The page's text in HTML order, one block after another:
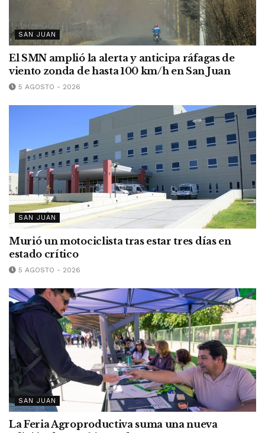
SAN JUAN
El SMN amplió la alerta y anticipa ráfagas de
viento zonda de hasta 100 km/h en San Juan
5 AGOSTO - 2026
SAN JUAN
Murió un motociclista tras estar tres días en
estado crítico
5 AGOSTO - 2026
SAN JUAN
La Feria Agroproductiva suma una nueva